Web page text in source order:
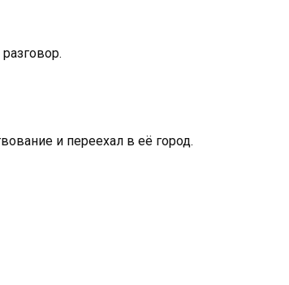
и переехал в её город.